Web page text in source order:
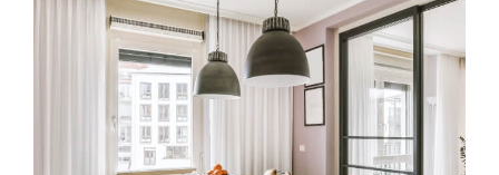
Alors, si cela vous inspire, contactez-nous.
Amicalement.
Xavier Beaufils